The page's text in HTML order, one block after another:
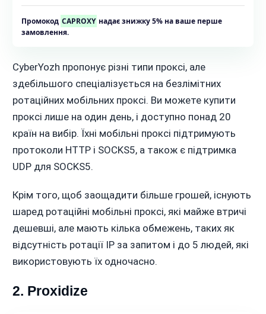
Промокод CAPROXY надає знижку 5% на ваше перше
замовлення.
CyberYozh пропонує різні типи проксі, але
здебільшого спеціалізується на безлімітних
ротаційних мобільних проксі. Ви можете купити
проксі лише на один день, і доступно понад 20
країн на вибір. Їхні мобільні проксі підтримують
протоколи HTTP і SOCKS5, а також є підтримка
UDP для SOCKS5.
Крім того, щоб заощадити більше грошей, існують
шаред ротаційні мобільні проксі, які майже втричі
дешевші, але мають кілька обмежень, таких як
відсутність ротації IP за запитом і до 5 людей, які
використовують їх одночасно.
2. Proxidize